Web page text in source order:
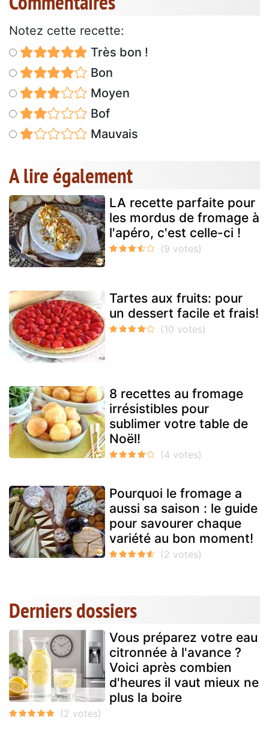
Notez cette recette:
Très bon !
Bon
Moyen
Bof
Mauvais
A lire également
LA recette parfaite pour
les mordus de fromage à
l'apéro, c'est celle-ci !
Tartes aux fruits: pour
un dessert facile et frais!
8 recettes au fromage
irrésistibles pour
sublimer votre table de
Noël!
Pourquoi le fromage a
aussi sa saison : le guide
pour savourer chaque
variété au bon moment!
Derniers dossiers
Vous préparez votre eau
citronnée à l'avance ?
Voici après combien
d'heures il vaut mieux ne
plus la boire